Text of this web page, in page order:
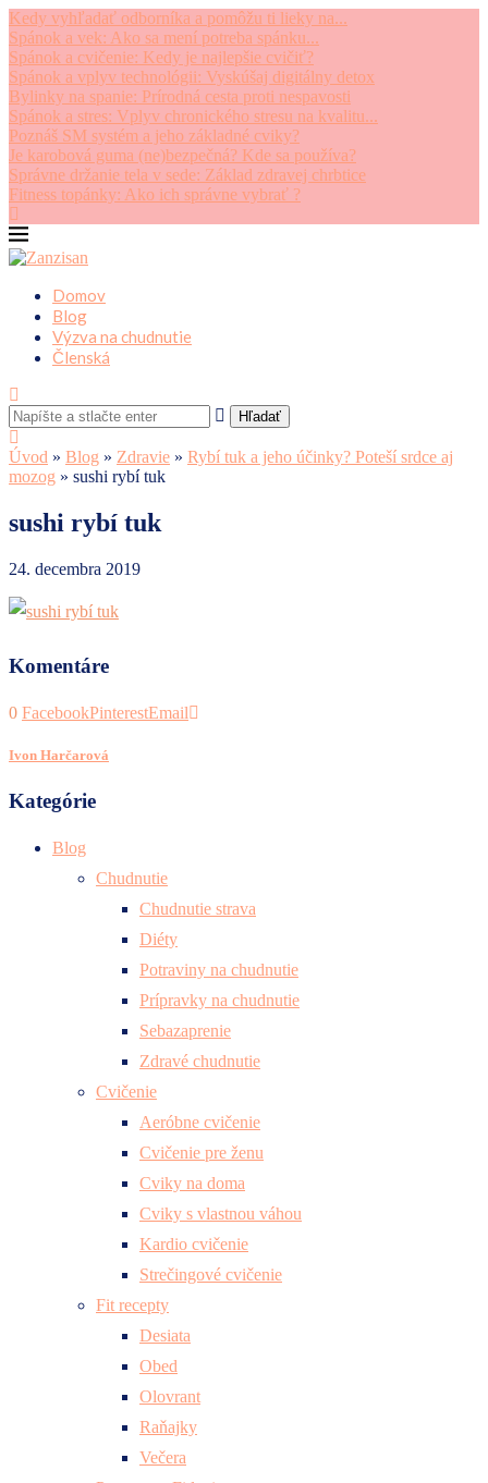
Kedy vyhľadať odborníka a pomôžu ti lieky na...
Spánok a vek: Ako sa mení potreba spánku...
Spánok a cvičenie: Kedy je najlepšie cvičiť?
Spánok a vplyv technológii: Vyskúšaj digitálny detox
Bylinky na spanie: Prírodná cesta proti nespavosti
Spánok a stres: Vplyv chronického stresu na kvalitu...
Poznáš SM systém a jeho základné cviky?
Je karobová guma (ne)bezpečná? Kde sa používa?
Správne držanie tela v sede: Základ zdravej chrbtice
Fitness topánky: Ako ich správne vybrať ?
Domov
Blog
Výzva na chudnutie
Členská
Hľadať
Úvod » Blog » Zdravie » Rybí tuk a jeho účinky? Poteší srdce aj
mozog » sushi rybí tuk
sushi rybí tuk
24. decembra 2019
Komentáre
0 FacebookPinterestEmail
Ivon Harčarová
Kategórie
Blog
Chudnutie
Chudnutie strava
Diéty
Potraviny na chudnutie
Prípravky na chudnutie
Sebazaprenie
Zdravé chudnutie
Cvičenie
Aeróbne cvičenie
Cvičenie pre ženu
Cviky na doma
Cviky s vlastnou váhou
Kardio cvičenie
Strečingové cvičenie
Fit recepty
Desiata
Obed
Olovrant
Raňajky
Večera